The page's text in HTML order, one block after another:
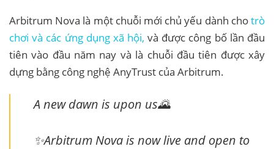
Arbitrum Nova là một chuỗi mới chủ yếu dành chotrò
chơi và các ứng dụng xã hội, và được công bố lần đầu
tiên vào đầu năm nay và là chuỗi đầu tiên được xây
dựng bằng công nghệ AnyTrust của Arbitrum.
A new dawn is upon us🌄
✨Arbitrum Nova is now live and open to